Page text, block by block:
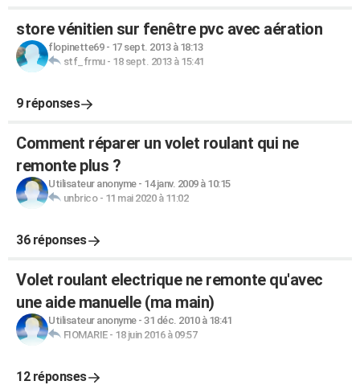
store vénitien sur fenêtre pvc avec aération
flopinette69- 17 sept. 2013 à 18:13
stf_frmu- 18 sept. 2013 à 15:41
9 réponses
Comment réparer un volet roulant qui ne
remonte plus ?
Utilisateur anonyme- 14 janv. 2009 à 10:15
unbrico- 11 mai 2020 à 11:02
36 réponses
Volet roulant electrique ne remonte qu'avec
une aide manuelle (ma main)
Utilisateur anonyme- 31 déc. 2010 à 18:41
FIOMARIE- 18 juin 2016 à 09:57
12 réponses